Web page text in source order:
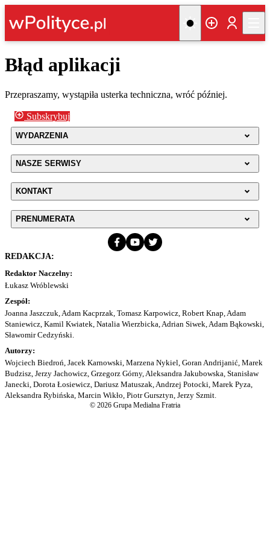
Błąd aplikacji
Przepraszamy, wystąpiła usterka techniczna, wróć później.
Subskrybuj
WYDARZENIA
NASZE SERWISY
KONTAKT
PRENUMERATA
REDAKCJA:
Redaktor Naczelny:
Łukasz Wróblewski
Zespół:
Joanna Jaszczuk, Adam Kacprzak, Tomasz Karpowicz, Robert Knap, Adam
Staniewicz, Kamil Kwiatek, Natalia Wierzbicka, Adrian Siwek, Adam Bąkowski,
Sławomir Cedzyński.
Autorzy:
Wojciech Biedroń, Jacek Karnowski, Marzena Nykiel, Goran Andrijanić, Marek
Budzisz, Jerzy Jachowicz, Grzegorz Górny, Aleksandra Jakubowska, Stanisław
Janecki, Dorota Łosiewicz, Dariusz Matuszak, Andrzej Potocki, Marek Pyza,
Aleksandra Rybińska, Marcin Wikło, Piotr Gursztyn, Jerzy Szmit.
© 2026 Grupa Medialna Fratria